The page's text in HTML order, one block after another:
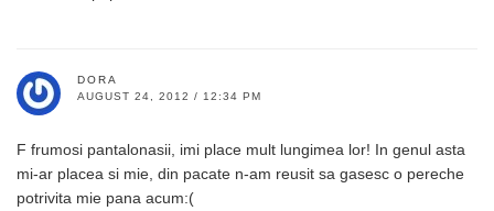
DORA
AUGUST 24, 2012 / 12:34 PM
F frumosi pantalonasii, imi place mult lungimea lor! In genul asta
mi-ar placea si mie, din pacate n-am reusit sa gasesc o pereche
potrivita mie pana acum:(